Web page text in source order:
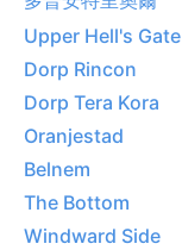
Upper Hell's Gate
Dorp Rincon
Dorp Tera Kora
Oranjestad
Belnem
The Bottom
Windward Side